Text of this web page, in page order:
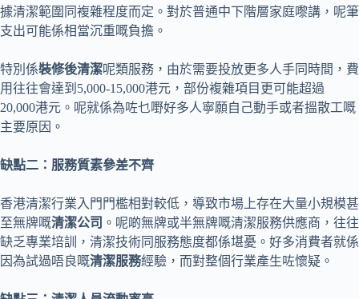
據清潔範圍同複雜程度而定。對於普通中下階層家庭嚟講，呢筆
支出可能係相當沉重嘅負擔。
特別係裝修後清潔呢類服務，由於需要投放更多人手同時間，費
用往往會達到5,000-15,000港元，部份複雜項目更可能超過
20,000港元。呢就係為咗乜嘢好多人寧願自己動手或者搵散工嘅
主要原因。
缺點二：服務質素參差不齊
香港清潔行業入門門檻相對較低，導致市場上存在大量小規模甚
至無牌嘅清潔公司 。呢啲無牌或半無牌嘅清潔服務供應商，往往
缺乏專業培訓，清潔技術同服務態度都係堪憂。好多消費者就係
因為試過唔良嘅清潔服務經驗，而對整個行業產生咗懷疑。